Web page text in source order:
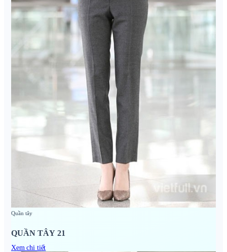
Quần tây
QUẦN TÂY 21
Xem chi tiết